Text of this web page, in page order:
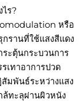
ร?
หรือ
กรานที่ใช้แสงสีแดง
ะตุ้นกระบวนการ
เทาอาการปวด
มพันธ์ระหว่างแสง
ล้ทะลุผ่านผิวหนัง